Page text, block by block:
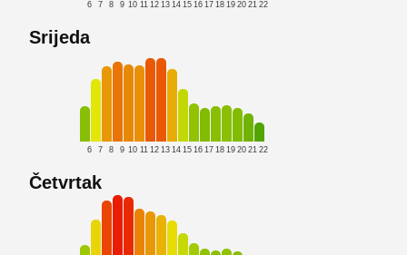
6 7 8 9 10 11 12 13 14 15 16 17 18 19 20 21 22
Srijeda
6 7 8 9 10 11 12 13 14 15 16 17 18 19 20 21 22
Četvrtak